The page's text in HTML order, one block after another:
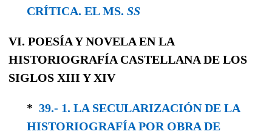
CRÍTICA. EL MS. SS
VI. POESÍA Y NOVELA EN LA
HISTORIOGRAFÍA CASTELLANA DE LOS
SIGLOS XIII Y XIV
* 39.- 1. LA SECULARIZACIÓN DE LA
HISTORIOGRAFÍA POR OBRA DE